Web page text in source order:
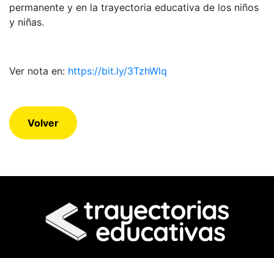
permanente y en la trayectoria educativa de los niños
y niñas.
Ver nota en: https://bit.ly/3TzhWlq
Volver